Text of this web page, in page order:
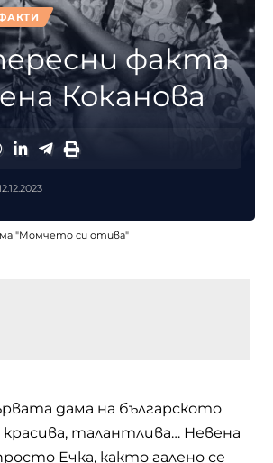
факта
Коканова
"Момчето си отива"
дама на българското
красива, талантлива… Невена
Ечка, както галено се